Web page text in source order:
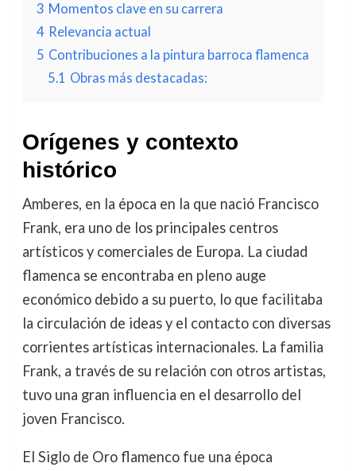
3 Momentos clave en su carrera
4 Relevancia actual
5 Contribuciones a la pintura barroca flamenca
5.1 Obras más destacadas:
Orígenes y contexto
histórico
Amberes, en la época en la que nació Francisco
Frank, era uno de los principales centros
artísticos y comerciales de Europa. La ciudad
flamenca se encontraba en pleno auge
económico debido a su puerto, lo que facilitaba
la circulación de ideas y el contacto con diversas
corrientes artísticas internacionales. La familia
Frank, a través de su relación con otros artistas,
tuvo una gran influencia en el desarrollo del
joven Francisco.
El Siglo de Oro flamenco fue una época